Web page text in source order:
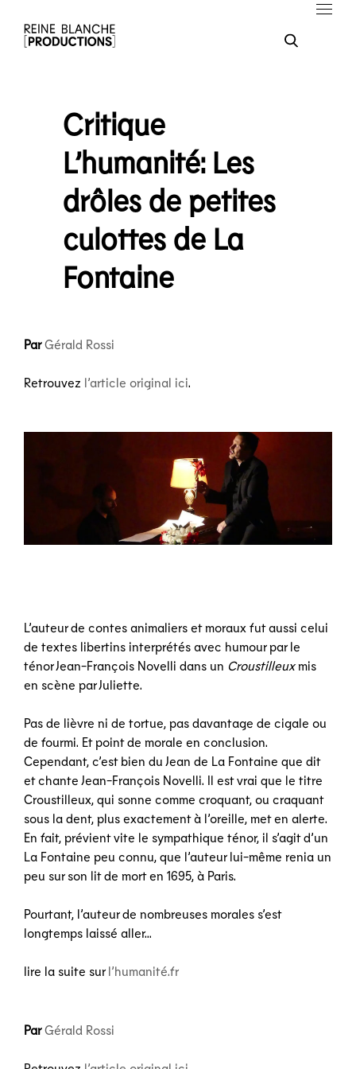
Critique
L’humanité: Les
drôles de petites
culottes de La
Fontaine
Par Gérald Rossi
Retrouvez l’article original ici.
L’auteur de contes animaliers et moraux fut aussi celui
de textes libertins interprétés avec humour par le
ténor Jean-François Novelli dans un Croustilleuxmis
en scène par Juliette.
Pas de lièvre ni de tortue, pas davantage de cigale ou
de fourmi. Et point de morale en conclusion.
Cependant, c’est bien du Jean de La Fontaine que dit
et chante Jean-François Novelli. Il est vrai que le titre
Croustilleux, qui sonne comme croquant, ou craquant
sous la dent, plus exactement à l’oreille, met en alerte.
En fait, prévient vite le sympathique ténor, il s’agit d’un
La Fontaine peu connu, que l’auteur lui-même renia un
peu sur son lit de mort en 1695, à Paris.
Pourtant, l’auteur de nombreuses morales s’est
longtemps laissé aller…
lire la suite sur l’humanité.fr
Par Gérald Rossi